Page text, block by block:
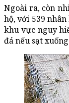
Ngoài ra, còn
hộ, với 539
khu vực nguy
đá nếu sạt